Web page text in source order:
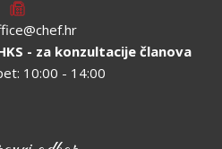
- za konzultacije članova
10:00 - 14:00